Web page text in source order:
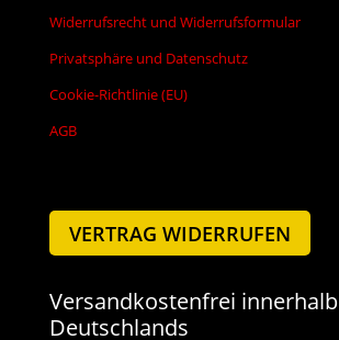
Widerrufsrecht und Widerrufsformular
Privatsphäre und Datenschutz
Cookie-Richtlinie (EU)
AGB
VERTRAG WIDERRUFEN
Versandkostenfrei innerhalb
Deutschlands